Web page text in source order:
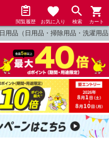
閲覧履歴 お気に入り 検索 カート
日用品（日用品・掃除用品・洗濯用